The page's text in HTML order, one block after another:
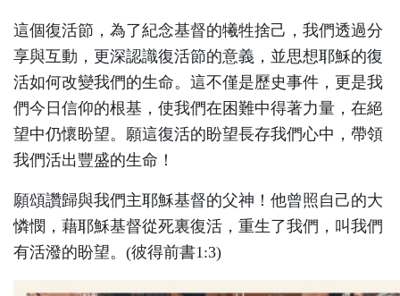
這個復活節，為了紀念基督的犧牲捨己，我們透過分
享與互動，更深認識復活節的意義，並思想耶穌的復
活如何改變我們的生命。這不僅是歷史事件，更是我
們今日信仰的根基，使我們在困難中得著力量，在絕
望中仍懷盼望。願這復活的盼望長存我們心中，帶領
我們活出豐盛的生命！
願頌讚歸與我們主耶穌基督的父神！他曾照自己的大
憐憫，藉耶穌基督從死裏復活，重生了我們，叫我們
有活潑的盼望。(彼得前書1:3)